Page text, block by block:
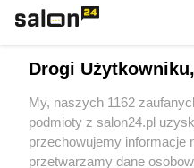
Sport
Społeczeństwo
Drogi Użytkowniku,
My, naszych 1162
podmioty z salon24.pl
przechowujemy informacje
przetwarzamy dane